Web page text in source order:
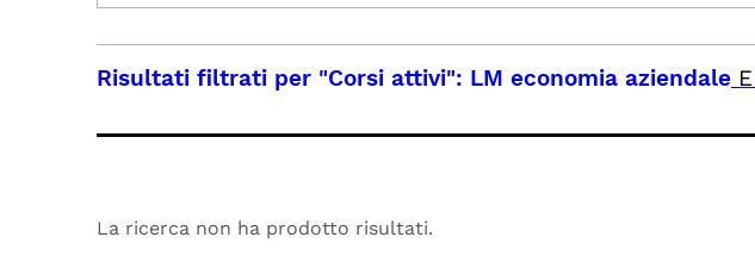
Risultati filtrati per "Corsi attivi": LM economia aziendale E
La ricerca non ha prodotto risultati.